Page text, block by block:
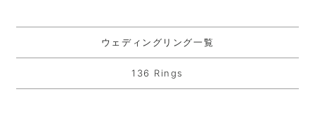
ウェディングリング一覧
136 Rings